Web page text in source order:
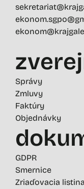
Správy
Zmluvy
Faktúry
Objednávky
GDPR
Smernice
Zriaďovacia listina